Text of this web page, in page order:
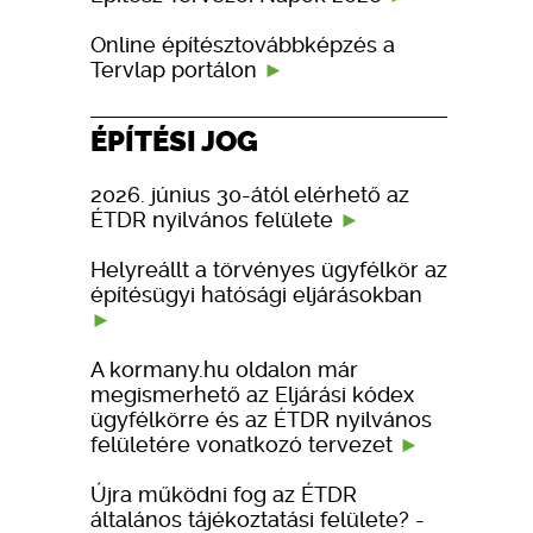
Online építésztovábbképzés a
Tervlap portálon
ÉPÍTÉSI JOG
2026. június 30-ától elérhető az
ÉTDR nyilvános felülete
Helyreállt a törvényes ügyfélkör az
építésügyi hatósági eljárásokban
A kormany.hu oldalon már
megismerhető az Eljárási kódex
ügyfélkörre és az ÉTDR nyilvános
felületére vonatkozó tervezet
Újra működni fog az ÉTDR
általános tájékoztatási felülete? -